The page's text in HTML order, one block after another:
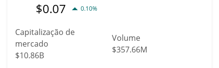
$0.07 0.10%
Capitalização de
mercado
$10.86B
Volume
$357.66M